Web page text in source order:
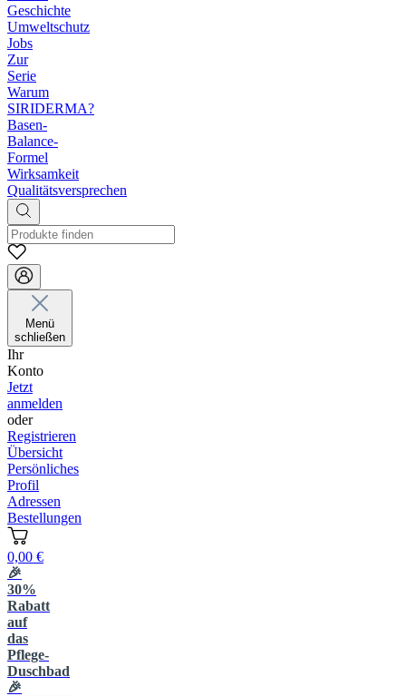
Geschichte
Umweltschutz
Jobs
Zur
Serie
Warum
SIRIDERMA?
Basen-
Balance-
Formel
Wirksamkeit
Qualitätsversprechen
Menü
schließen
Ihr
Konto
Jetzt
anmelden
oder
Registrieren
Übersicht
Persönliches
Profil
Adressen
Bestellungen
0,00 €
🎉
30%
Rabatt
auf
das
Pflege-
Duschbad
🎉